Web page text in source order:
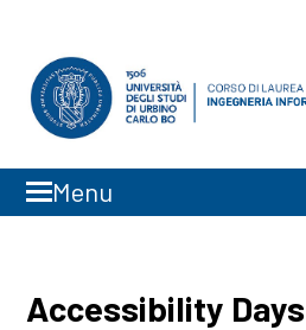
Menu
Accessibility Days